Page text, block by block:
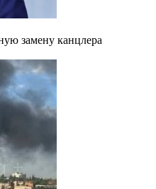
замену канцлера